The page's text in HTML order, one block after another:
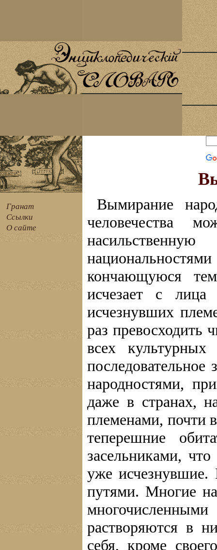
Гранат
Ссылки
О сайте
Вымирание
человечества
кончающуюся
исчезает с лица
исчезнувших
раз
всех
народностями,
даже в странах,
племенами, почти
теперешние
засельниками,
уже исчезнувшие.
путями. Многие
растворяются в
себя, кроме